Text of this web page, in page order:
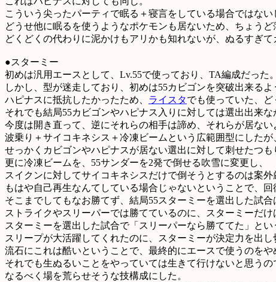
こういう尖ったパーティで眠る＋寝言をしている場合ではない
どうせ他に眠るを使うようなポケモンも居ないため、ちょうど
どくどくの代わりに泥かけもアリかも知れないが、ぬるすぎ
●スターミー
初めは汎用エースとして、Lv.55で使っており、TA編成だっ
しかし、型が迷走しており、初めは55カビゴンを突破出来る
ハピナスに抵抗したかったため、 ライスタでも使っていた、ど
それでも結局55カビゴンやハピナス入りに対しては選出出来な
今度は開き直って、逆にそれらの相手は諦め、それらが居な
波乗り＋サイコキネシス＋冷凍ビームという広範囲型にしたが
せっかくカビゴンやハピナスが居ない選出に対して刺せたつ
更に冷凍ビームを、55サンダーを2発で倒せる吹雪に変更し、
スイクンに対してサイコキネシスだけで倒そうとするのは案外
もはや自己再生なんてしている場合じゃないということで、
そこまでしてもなお勝てず、結局55スターミーを選出した試
ストライクやスリーパーでは勝てているのに、スターミーだけ
スターミーを選出した試合で「スリーパーなら勝ててた」とい
スリープが大活躍してくれたのに、スターミーが決定力を出
流石にこれは酷いということで、最終的にエースで使うのをや
それでも生ぬるいことをやっていては生きて行けないと思うの
なるべく場を荒らせそうな技構成にした。